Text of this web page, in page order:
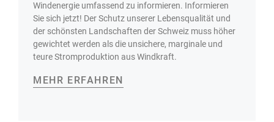
Windenergie umfassend zu informieren. Informieren
Sie sich jetzt! Der Schutz unserer Lebensqualität und
der schönsten Landschaften der Schweiz muss höher
gewichtet werden als die unsichere, marginale und
teure Stromproduktion aus Windkraft.
MEHR ERFAHREN